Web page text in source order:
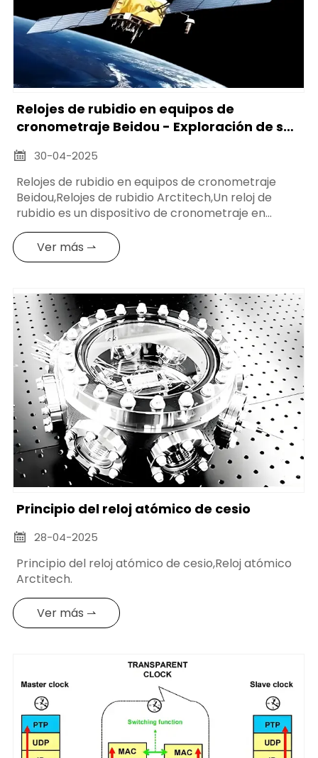
Relojes de rubidio en equipos de
cronometraje Beidou - Exploración de sus
perspectiva tecnológica
 30-04-2025
Relojes de rubidio en equipos de cronometraje
Beidou,Relojes de rubidio Arctitech,Un reloj de
rubidio es un dispositivo de cronometraje en
campos como las comunicaciones, la navegación
y las finanzas.
Ver más ⇀
Principio del reloj atómico de cesio
 28-04-2025
Principio del reloj atómico de cesio,Reloj atómico
Arctitech.
Ver más ⇀